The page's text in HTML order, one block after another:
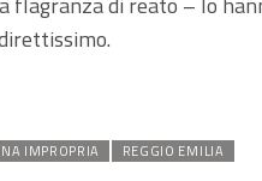
IMPROPRIA REGGIO EMILIA